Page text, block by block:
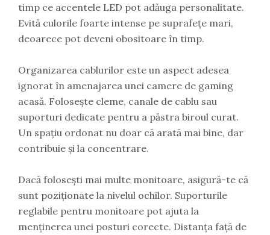
timp ce accentele LED pot adăuga personalitate.
Evită culorile foarte intense pe suprafețe mari,
deoarece pot deveni obositoare în timp.
Organizarea cablurilor este un aspect adesea
ignorat în amenajarea unei camere de gaming
acasă. Folosește cleme, canale de cablu sau
suporturi dedicate pentru a păstra biroul curat.
Un spațiu ordonat nu doar că arată mai bine, dar
contribuie și la concentrare.
Dacă folosești mai multe monitoare, asigură-te că
sunt poziționate la nivelul ochilor. Suporturile
reglabile pentru monitoare pot ajuta la
menținerea unei posturi corecte. Distanța față de